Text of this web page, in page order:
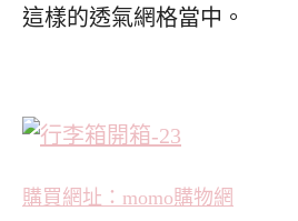
這樣的透氣網格當中。
購買網址：momo購物網